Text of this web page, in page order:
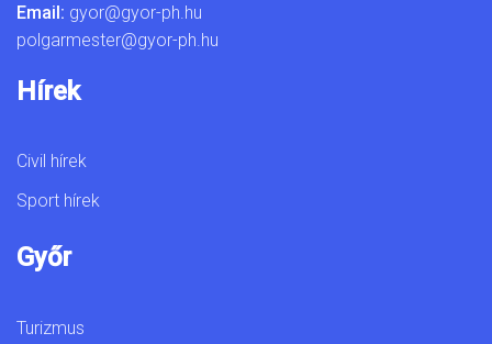
Email: gyor@gyor-ph.hu
polgarmester@gyor-ph.hu
Hírek
Civil hírek
Sport hírek
Győr
Turizmus